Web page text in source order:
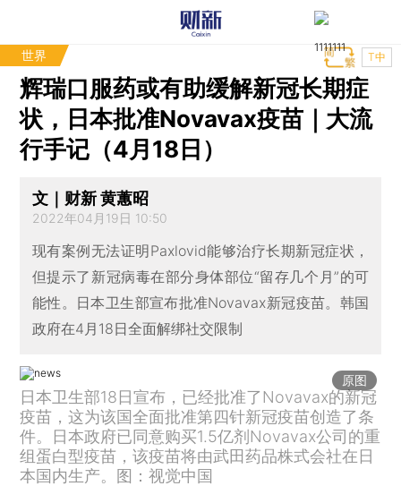
世界 T中
辉瑞口服药或有助缓解新冠长期症
状，日本批准Novavax疫苗｜大流
行手记（4月18日）
文｜财新 黄蕙昭
2022年04月19日 10:50
现有案例无法证明Paxlovid能够治疗长期新冠症状，
但提示了新冠病毒在部分身体部位“留存几个月”的可
能性。日本卫生部宣布批准Novavax新冠疫苗。韩国
政府在4月18日全面解绑社交限制
原图
日本卫生部18日宣布，已经批准了Novavax的新冠
疫苗，这为该国全面批准第四针新冠疫苗创造了条
件。日本政府已同意购买1.5亿剂Novavax公司的重
组蛋白型疫苗，该疫苗将由武田药品株式会社在日
本国内生产。图：视觉中国